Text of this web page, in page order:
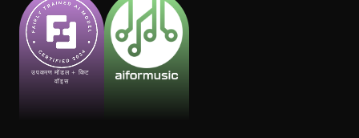
उपकरण मॉडल + किट
वॉइस